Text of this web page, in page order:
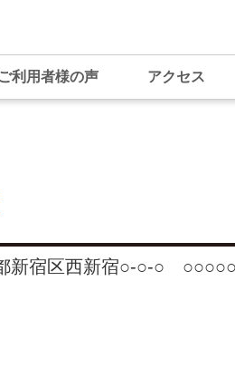
ご利用者様の声 アクセス
新宿区西新宿○-○-○